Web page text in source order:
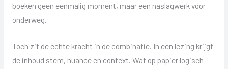
boeken geen eenmalig moment, maar een naslagwerk voor
onderweg.
Toch zit de echte kracht in de combinatie. In een lezing krijgt
de inhoud stem, nuance en context. Wat op papier logisch